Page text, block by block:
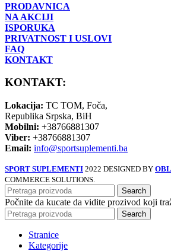
PRODAVNICA
NA AKCIJI
ISPORUKA
PRIVATNOST I USLOVI
FAQ
KONTAKT
KONTAKT:
Lokacija: TC TOM, Foča,
Republika Srpska, BiH
Mobilni: +38766881307
Viber: +38766881307
Email: info@sportsuplementi.ba
SPORT SUPLEMENTI 2022 DESIGNED BY
COMMERCE SOLUTIONS.
Search
Počnite da kucate da vidite prozivod koji
Search
Stranice
Kategorije